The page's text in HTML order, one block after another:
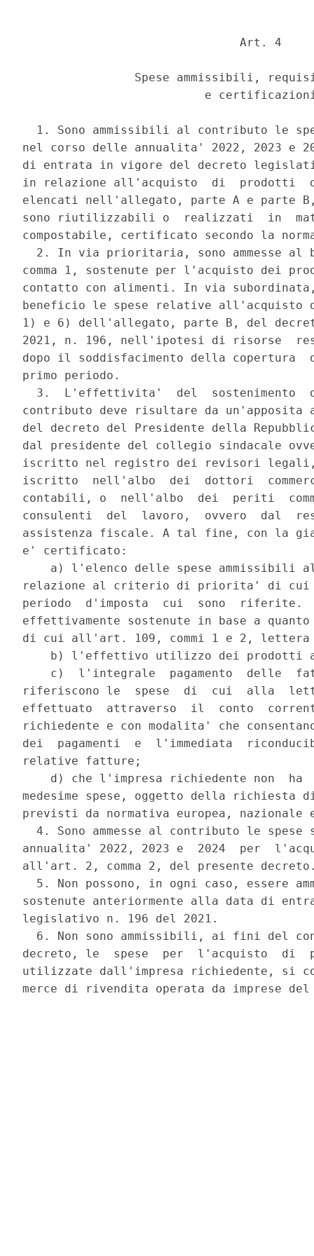
                               Art. 4
Spese ammissibili,
e
1. Sono ammissibili al contributo le
nel corso delle annualita' 2022, 2023 e
di entrata in vigore del decreto
in relazione all'acquisto  di  prodotti
elencati nell'allegato, parte A e parte
sono riutilizzabili o  realizzati  in
compostabile, certificato secondo la
2. In via prioritaria, sono ammesse al
comma 1, sostenute per l'acquisto dei
contatto con alimenti. In via subordinata,
beneficio le spese relative
1) e 6) dell'allegato, parte B, del
2021, n. 196, nell'ipotesi di risorse
dopo il soddisfacimento della
primo periodo.
3.  L'effettivita'  del  sostenimento
contributo deve risultare da
del decreto del Presidente della
dal presidente del collegio sindacale
iscritto nel registro dei revisori
iscritto  nell'albo  dei  dottori
contabili, o  nell'albo  dei  periti
consulenti  del  lavoro,  ovvero  dal
assistenza fiscale. A tal fine, con la
e' certificato:
a) l'elenco delle spese ammissibili
relazione al criterio di priorita' di cui
periodo  d'imposta  cui  sono  riferite.
effettivamente sostenute in base a
di cui all'art. 109, commi 1 e 2,
b) l'effettivo utilizzo dei prodotti
c)  l'integrale  pagamento  delle
riferiscono le  spese  di  cui  alla
effettuato  attraverso  il  conto
richiedente e con modalita' che
dei  pagamenti  e  l'immediata
relative fatture;
d) che l'impresa richiedente non  ha
medesime spese, oggetto della
previsti da normativa europea,
4. Sono ammesse al contributo le spese
annualita' 2022, 2023 e  2024  per
all'art. 2, comma 2, del presente
5. Non possono, in ogni caso, essere
sostenute anteriormente alla data di
legislativo n. 196 del 2021.
6. Non sono ammissibili, ai fini del
decreto, le  spese  per  l'acquisto  di
utilizzate dall'impresa richiedente, si